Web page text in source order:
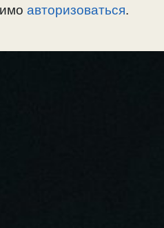
авторизоваться.